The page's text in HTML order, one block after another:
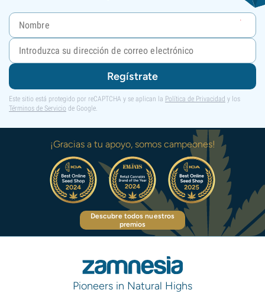
Regístrate
Este sitio está protegido por reCAPTCHA y se aplican la Política de Privacidad y los
Términos de Servicio de Google.
¡Gracias a tu apoyo, somos campeones!
Descubre todos nuestros
premios
Pioneers in Natural Highs